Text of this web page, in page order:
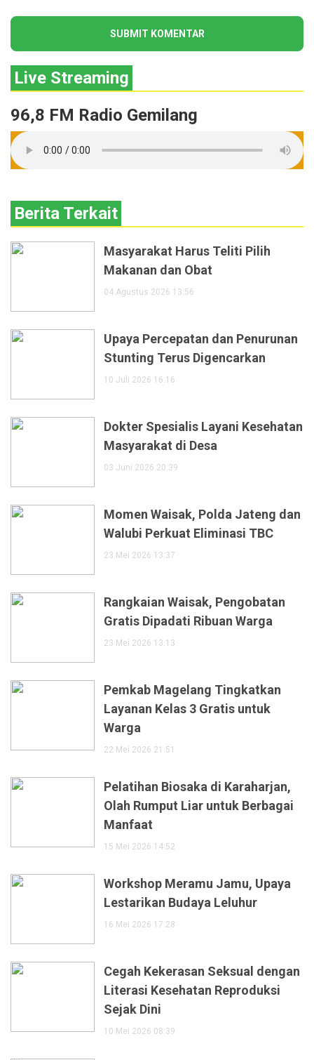
Live Streaming
96,8 FM Radio Gemilang
Berita Terkait
Masyarakat Harus Teliti Pilih
Makanan dan Obat
04 Agustus 2026 13:56
Upaya Percepatan dan Penurunan
Stunting Terus Digencarkan
10 Juli 2026 16:16
Dokter Spesialis Layani Kesehatan
Masyarakat di Desa
03 Juni 2026 20:39
Momen Waisak, Polda Jateng dan
Walubi Perkuat Eliminasi TBC
23 Mei 2026 13:37
Rangkaian Waisak, Pengobatan
Gratis Dipadati Ribuan Warga
23 Mei 2026 13:13
Pemkab Magelang Tingkatkan
Layanan Kelas 3 Gratis untuk
Warga
22 Mei 2026 21:51
Pelatihan Biosaka di Karaharjan,
Olah Rumput Liar untuk Berbagai
Manfaat
15 Mei 2026 14:52
Workshop Meramu Jamu, Upaya
Lestarikan Budaya Leluhur
16 Mei 2026 17:28
Cegah Kekerasan Seksual dengan
Literasi Kesehatan Reproduksi
Sejak Dini
10 Mei 2026 08:39